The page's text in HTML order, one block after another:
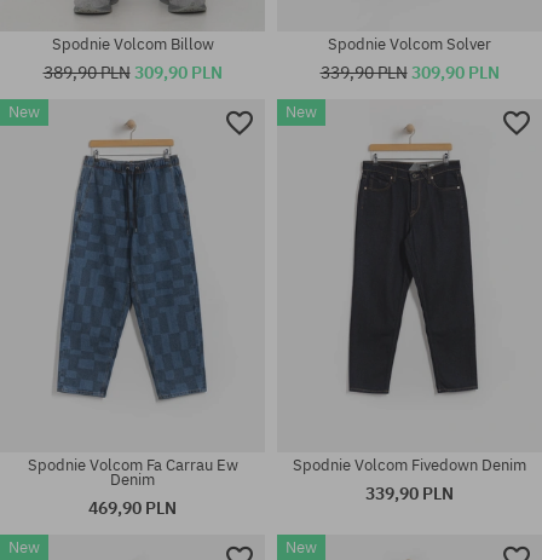
Dostępne rozmiary:
31X32; 32X32; 32X34; 33X34;
34X32; 34X34
Dostępne rozmiary:
31; 32; 33; 34; 36
Spodnie Volcom Billow
389,90 PLN309,90 PLN
Spodnie Volcom Solver
339,90 PLN309,90 PLN
New
Spodnie Volcom Fa Carrau Ew
Denim
469,90 PLN
New
Spodnie Volcom Fivedown Denim
339,90 PLN
New New